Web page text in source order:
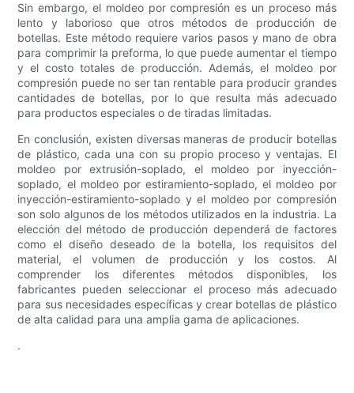
Sin embargo, el moldeo por compresión es un proceso más
lento y laborioso que otros métodos de producción de
botellas. Este método requiere varios pasos y mano de obra
para comprimir la preforma, lo que puede aumentar el tiempo
y el costo totales de producción. Además, el moldeo por
compresión puede no ser tan rentable para producir grandes
cantidades de botellas, por lo que resulta más adecuado
para productos especiales o de tiradas limitadas.
En conclusión, existen diversas maneras de producir botellas
de plástico, cada una con su propio proceso y ventajas. El
moldeo por extrusión-soplado, el moldeo por inyección-
soplado, el moldeo por estiramiento-soplado, el moldeo por
inyección-estiramiento-soplado y el moldeo por compresión
son solo algunos de los métodos utilizados en la industria. La
elección del método de producción dependerá de factores
como el diseño deseado de la botella, los requisitos del
material, el volumen de producción y los costos. Al
comprender los diferentes métodos disponibles, los
fabricantes pueden seleccionar el proceso más adecuado
para sus necesidades específicas y crear botellas de plástico
de alta calidad para una amplia gama de aplicaciones.
.